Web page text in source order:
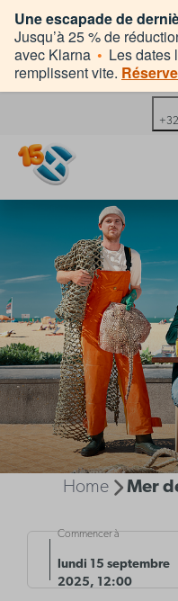
Une escapade de
Jusqu’à 25 % de
avec Klarna • Les dates
remplissent vite.
Home Mer
Commencer à
lundi 15 septembre
2025, 12:00